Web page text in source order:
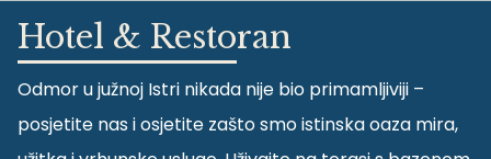
Hotel & Restoran
Odmor u južnoj Istri nikada nije bio primamljiviji –
posjetite nas i osjetite zašto smo istinska oaza mira,